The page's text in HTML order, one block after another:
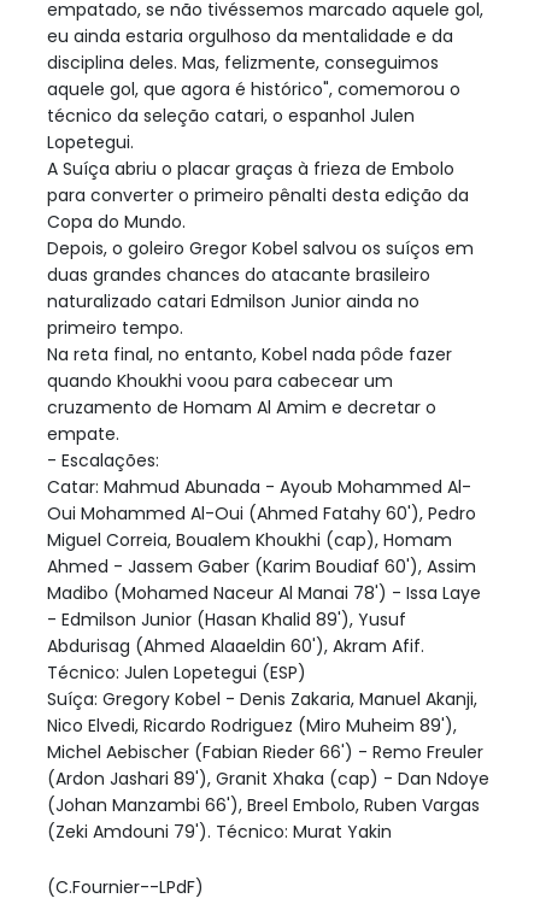
empatado, se não tivéssemos marcado aquele gol,
eu ainda estaria orgulhoso da mentalidade e da
disciplina deles. Mas, felizmente, conseguimos
aquele gol, que agora é histórico", comemorou o
técnico da seleção catari, o espanhol Julen
Lopetegui.
A Suíça abriu o placar graças à frieza de Embolo
para converter o primeiro pênalti desta edição da
Copa do Mundo.
Depois, o goleiro Gregor Kobel salvou os suíços em
duas grandes chances do atacante brasileiro
naturalizado catari Edmilson Junior ainda no
primeiro tempo.
Na reta final, no entanto, Kobel nada pôde fazer
quando Khoukhi voou para cabecear um
cruzamento de Homam Al Amim e decretar o
empate.
- Escalações:
Catar: Mahmud Abunada - Ayoub Mohammed Al-
Oui Mohammed Al-Oui (Ahmed Fatahy 60'), Pedro
Miguel Correia, Boualem Khoukhi (cap), Homam
Ahmed - Jassem Gaber (Karim Boudiaf 60'), Assim
Madibo (Mohamed Naceur Al Manai 78') - Issa Laye
- Edmilson Junior (Hasan Khalid 89'), Yusuf
Abdurisag (Ahmed Alaaeldin 60'), Akram Afif.
Técnico: Julen Lopetegui (ESP)
Suíça: Gregory Kobel - Denis Zakaria, Manuel Akanji,
Nico Elvedi, Ricardo Rodriguez (Miro Muheim 89'),
Michel Aebischer (Fabian Rieder 66') - Remo Freuler
(Ardon Jashari 89'), Granit Xhaka (cap) - Dan Ndoye
(Johan Manzambi 66'), Breel Embolo, Ruben Vargas
(Zeki Amdouni 79'). Técnico: Murat Yakin
(C.Fournier--LPdF)